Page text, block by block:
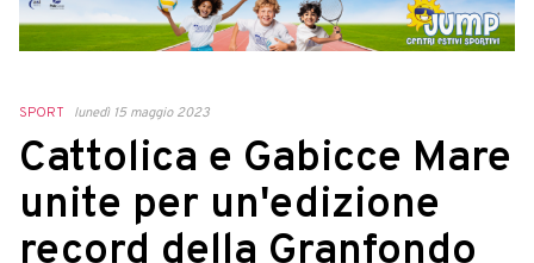
SPORT lunedì 15 maggio 2023
Cattolica e Gabicce Mare
unite per un'edizione
record della Granfondo